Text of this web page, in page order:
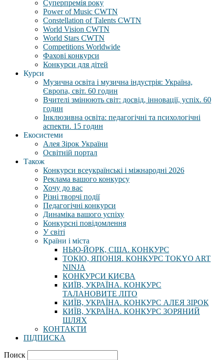
Суперпремія року
Power of Music CWTN
Constellation of Talents CWTN
World Vision CWTN
World Stars CWTN
Competitions Worldwide
Фахові конкурси
Конкурси для дітей
Курси
Музична освіта і музична індустрія: Україна,
Європа, світ. 60 годин
Вчителі змінюють світ: досвід, інновації, успіх. 60
годин
Інклюзивна освіта: педагогічні та психологічні
аспекти. 15 годин
Екосистеми
Алея Зірок України
Освітній портал
Також
Конкурси всеукраїнські і міжнародні 2026
Реклама вашого конкурсу
Хочу до вас
Різні творчі події
Педагогічні конкурси
Динаміка вашого успіху
Конкурсні повідомлення
У світі
Країни і міста
НЬЮ-ЙОРК, США. КОНКУРС
ТОКІО, ЯПОНІЯ. КОНКУРС TOKYO ART
NINJA
КОНКУРСИ КИЄВА
КИЇВ, УКРАЇНА. КОНКУРС
ТАЛАНОВИТЕ ЛІТО
КИЇВ, УКРАЇНА. КОНКУРС АЛЕЯ ЗІРОК
КИЇВ, УКРАЇНА. КОНКУРС ЗОРЯНИЙ
ШЛЯХ
КОНТАКТИ
ПІДПИСКА
Поиск